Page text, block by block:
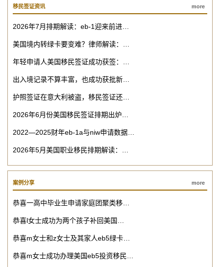
移民签证资讯 more
2026年7月排期解读：eb-1迎来前进…
美国境内转绿卡要变难？律师解读：…
年轻申请人美国移民签证成功获签：…
出入境记录不算丰富，也成功获批新…
护照签证在意大利被盗，移民签证还…
2026年6月份美国移民签证排期出炉…
2022—2025财年eb-1a与niw申请数据…
2026年5月美国职业移民排期解读：…
案例分享 more
恭喜一高中毕业生申请家庭团聚类移…
恭喜l女士成功为两个孩子补回美国…
恭喜m女士和z女士及其家人eb5绿卡…
恭喜m女士成功办理美国eb5投资移民…